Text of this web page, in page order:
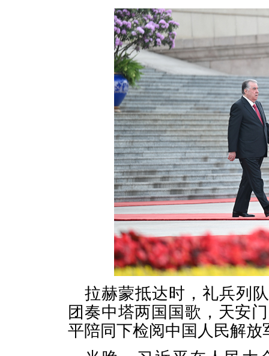
拉赫蒙抵达时，礼兵列
团奏中塔两国国歌，天安
平陪同下检阅中国人民解